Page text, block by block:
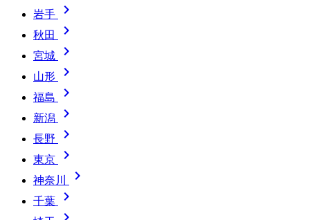
岩手 
秋田 
宮城 
山形 
福島 
新潟 
長野 
東京 
神奈川 
千葉 